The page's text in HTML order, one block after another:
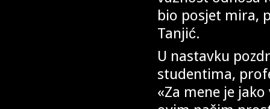
bio posjet mira,
Tanjić.
U nastavku
studentima,
«Za mene je